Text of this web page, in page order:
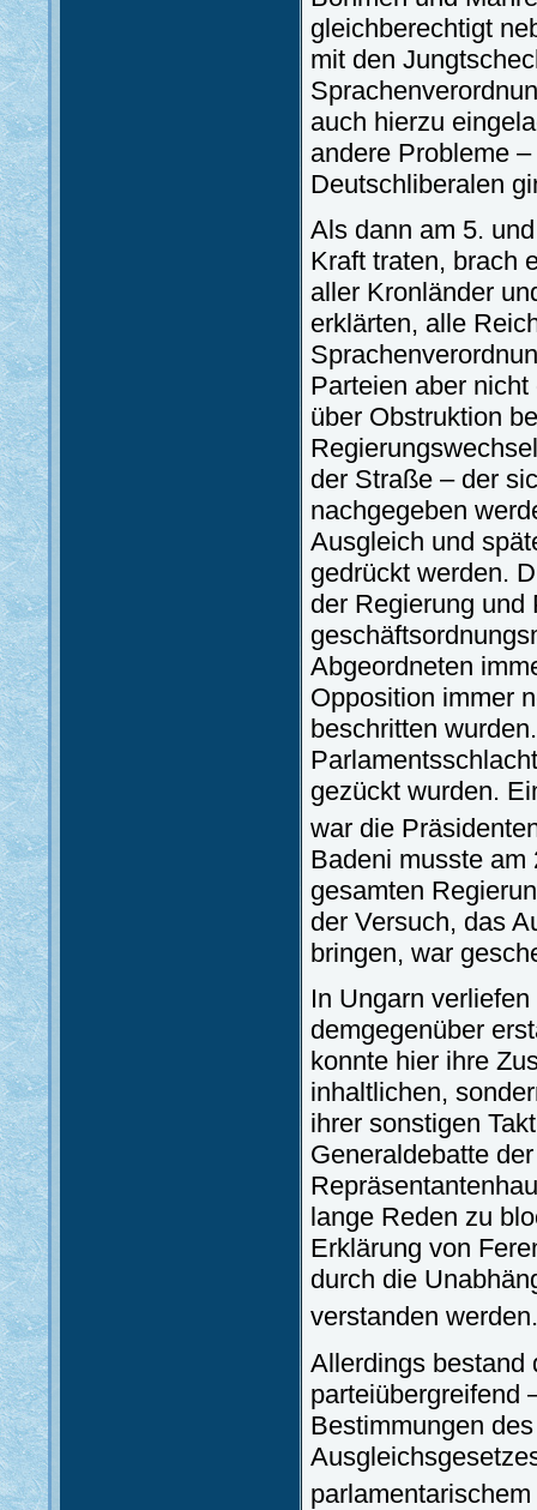
gleichberechtigt
mit den
auch hierzu
andere Probleme
Deutschliberalen
Als dann am 5.
Kraft traten, brach
aller Kronländer
erklärten, alle
Parteien aber
über Obstruktion
der Straße – der
nachgegeben
Ausgleich und
gedrückt werden.
der Regierung und
Abgeordneten
Opposition immer
beschritten
gezückt wurden.
war die
Badeni musste am
gesamten
der Versuch, das
bringen, war
In Ungarn
demgegenüber
konnte hier ihre
inhaltlichen,
ihrer sonstigen
Generaldebatte
lange Reden zu
Erklärung von
durch die
verstanden werden.
Allerdings bestand
parteiübergreifend
Bestimmungen